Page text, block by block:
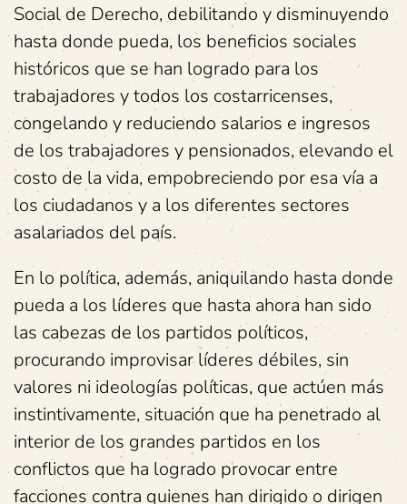
Social de Derecho, debilitando y disminuyendo
hasta donde pueda, los beneficios sociales
históricos que se han logrado para los
trabajadores y todos los costarricenses,
congelando y reduciendo salarios e ingresos
de los trabajadores y pensionados, elevando el
costo de la vida, empobreciendo por esa vía a
los ciudadanos y a los diferentes sectores
asalariados del país.
En lo política, además, aniquilando hasta donde
pueda a los líderes que hasta ahora han sido
las cabezas de los partidos políticos,
procurando improvisar líderes débiles, sin
valores ni ideologías políticas, que actúen más
instintivamente, situación que ha penetrado al
interior de los grandes partidos en los
conflictos que ha logrado provocar entre
facciones contra quienes han dirigido o dirigen